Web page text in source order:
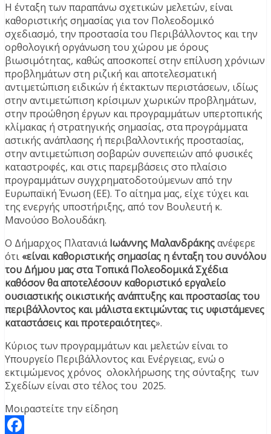
Η ένταξη των παραπάνω σχετικών μελετών, είναι
καθοριστικής σημασίας για τον Πολεοδομικό
σχεδιασμό, την προστασία του Περιβάλλοντος και την
ορθολογική οργάνωση του χώρου με όρους
βιωσιμότητας, καθώς αποσκοπεί στην επίλυση χρόνιων
προβλημάτων στη ριζική και αποτελεσματική
αντιμετώπιση ειδικών ή έκτακτων περιστάσεων, ιδίως
στην αντιμετώπιση κρίσιμων χωρικών προβλημάτων,
στην προώθηση έργων και προγραμμάτων υπερτοπικής
κλίμακας ή στρατηγικής σημασίας, στα προγράμματα
αστικής ανάπλασης ή περιβαλλοντικής προστασίας,
στην αντιμετώπιση σοβαρών συνεπειών από φυσικές
καταστροφές, και στις παρεμβάσεις στο πλαίσιο
προγραμμάτων συγχρηματοδοτούμενων από την
Ευρωπαϊκή Ένωση (ΕΕ). Το αίτημα μας, είχε τύχει και
της ενεργής υποστήριξης, από τον Βουλευτή κ.
Μανούσο Βολουδάκη.
Ο Δήμαρχος ΠλατανιάΙωάννης Μαλανδράκηςανέφερε
ότι «είναι καθοριστικής σημασίας η ένταξη του συνόλου
του Δήμου μας στα Τοπικά Πολεοδομικά Σχέδια
καθόσον θα αποτελέσουν καθοριστικό εργαλείο
ουσιαστικής οικιστικής ανάπτυξης και προστασίας του
περιβάλλοντος και μάλιστα εκτιμώντας τις υφιστάμενες
καταστάσεις και προτεραιότητες».
Κύριος των προγραμμάτων και μελετών είναι το
Υπουργείο Περιβάλλοντος και Ενέργειας, ενώ ο
εκτιμώμενος χρόνος ολοκλήρωσης της σύνταξης των
Σχεδίων είναι στο τέλος του 2025.
Μοιραστείτε την είδηση